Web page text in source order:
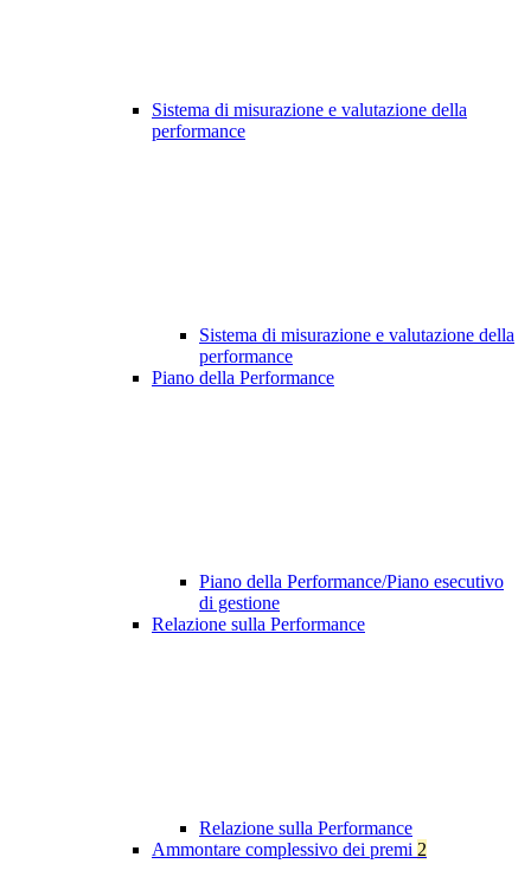
Sistema di misurazione e valutazione della
performance
Sistema di misurazione e valutazione della
performance
Piano della Performance
Piano della Performance/Piano esecutivo
di gestione
Relazione sulla Performance
Relazione sulla Performance
Ammontare complessivo dei premi 2